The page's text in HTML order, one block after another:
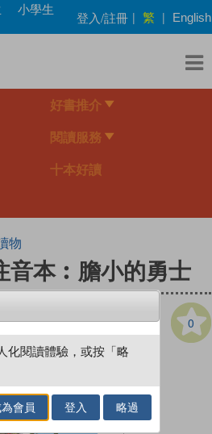
小學生
登入/註冊 | 繁 | English
好書推介
閱讀服務
十本好讀
物
音本︰膽小的勇士
0
化閱讀體驗，或按「略
會員 登入 略過